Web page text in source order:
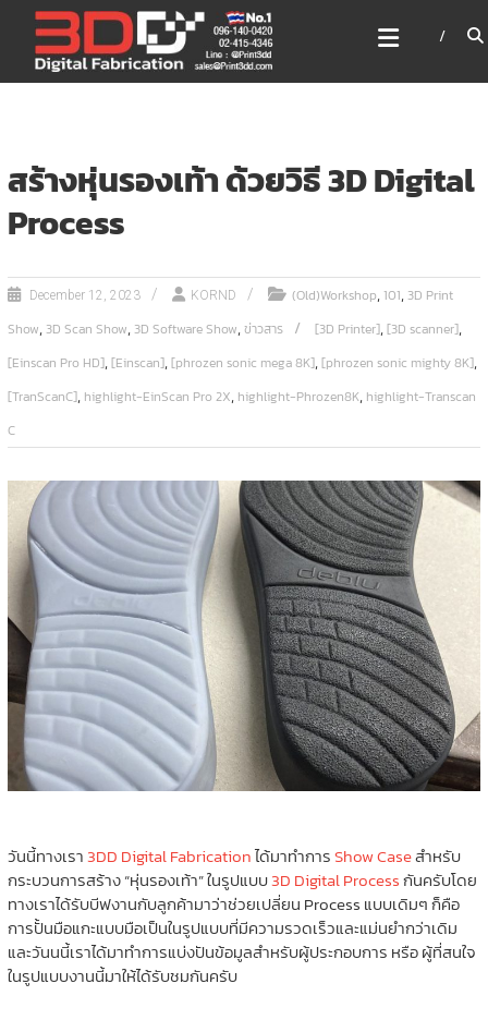
content
3DD DIGITAL FABRICATION
เครื่องพิมพ์3มิติ สแกนเนอร์
เลเซอร์
สร้างหุ่นรองเท้า ด้วยวิธี 3D Digital
Process
December 12, 2023 KORND (Old)Workshop,101,3D Print
Show,3D Scan Show,3D Software Show,ข่าวสาร [3D Printer],[3D scanner],
[Einscan Pro HD],[Einscan],[phrozen sonic mega 8K],[phrozen sonic mighty 8K],
[TranScanC], highlight-EinScan Pro 2X, highlight-Phrozen8K, highlight-Transcan
C
วันนี้ทางเรา3DD Digital Fabricationได้มาทำการShow Caseสำหรับ
กระบวนการสร้าง “หุ่นรองเท้า” ในรูปแบบ3D Digital Processกันครับโดย
ทางเราได้รับบีฟงานกับลูกค้ามาว่าช่วยเปลี่ยน Process แบบเดิมๆ ก็คือ
การปั้นมือแกะแบบมือเป็นในรูปแบบที่มีความรวดเร็วและแม่นยำกว่าเดิม
และวันนนี้เราได้มาทำการแบ่งปันข้อมูลสำหรับผู้ประกอบการ หรือ ผู้ที่สนใจ
ในรูปแบบงานนี้มาให้ได้รับชมกันครับ